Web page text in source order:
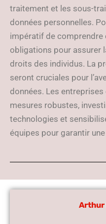
traitement et les sous-
données personnelles.
impératif de comprendre
obligations pour assurer
droits des individus. La
seront cruciales pour
données. Les
mesures robustes,
technologies et
équipes pour garantir
Arthur